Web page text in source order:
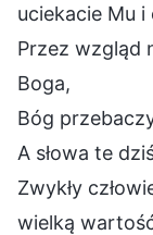
uciekacie Mu i
Przez wzgląd
Boga,
Bóg
A słowa te
Zwykły
wielką